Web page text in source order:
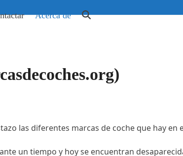
Acerca de
las diferentes marcas de coche que hay
un tiempo y hoy se encuentran